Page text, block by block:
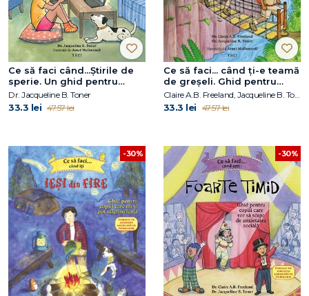
Ce să faci când...Știrile de
sperie. Un ghid pentru
copiii care vor să înțeleagă
evenimentele recente
Dr. Jacqueline B. Toner
33.3 lei 47.57 lei
Ce să faci... când ți-e teamă
de greșeli. Ghid pentru
copiii care nu acceptă să fie
imperfecți
Claire A.B. Freeland, Jacqueline B. Toner, Janet McDonnell
33.3 lei 47.57 lei
-30% -30%